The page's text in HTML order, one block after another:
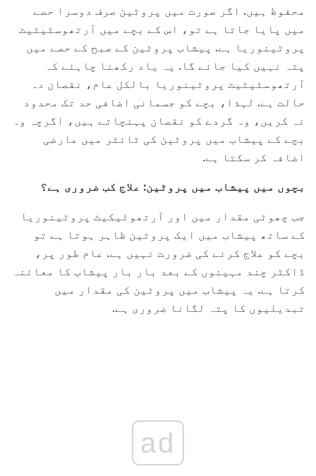
محفوظ ہیں. اگر صورت میں پروٹین صرف دوسرا حصے
میں پایا جاتا ہے تو، اس کے بچے میں آرتھوسٹیٹیٹ
پروٹینوریا ہے. پیشاب پروٹین کے صبح کے حصے میں
پتہ نہیں کیا جائے گا. یہ یاد رکھنا چاہئے کہ
آرتھوسٹیٹیٹ پروٹینوریا بالکل عام، نقصان دہ
حالت ہے. لہذا، بچے کو جسمانی اضافی حد تک محدود
نہ کریں، وہ گردے کو نقصان پہنچاتے ہیں، اگرچہ وہ
بچے کے پیشاب میں پروٹین کی ٹائٹر میں عارضی
اضافہ کر سکتا ہے.
بچوں میں پیشاب میں پروٹین: علاج کب ضروری ہے؟
جب چھوٹی مقدار میں اور آرتھوٹیکیٹ پروٹینوریا
کے ساتھ پیشاب میں ایک پروٹین ظاہر ہوتا ہے تو
بچے کو علاج کرنے کی ضرورت نہیں ہے. عام طور پر،
ڈاکٹر چند مہینوں کے بعد بار بار پیشاب کا معائنہ
کرتا ہے. یہ پیشاب میں پروٹین کی مقدار میں
تبدیلیوں کا پتہ لگانا ضروری ہے.
ad